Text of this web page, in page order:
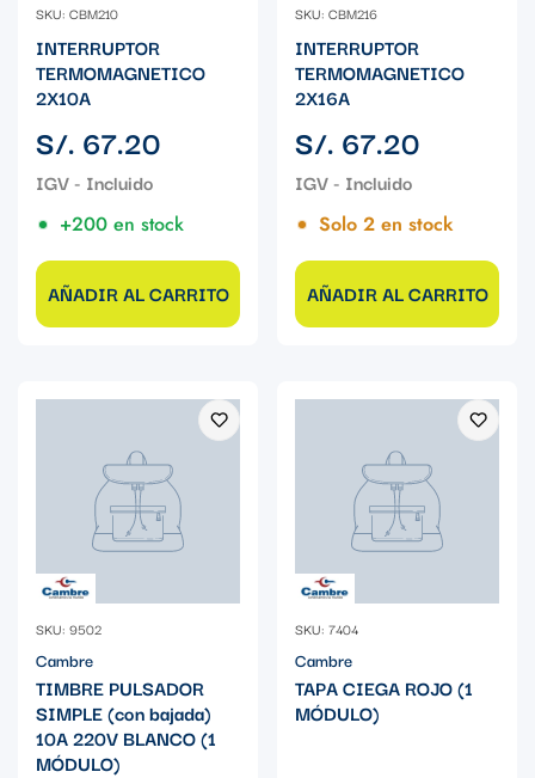
SKU: CBM210
INTERRUPTOR
TERMOMAGNETICO
2X10A
Precio
regular
S/. 67.20
+200 en stock
AÑADIR AL CARRITO
SKU: CBM216
INTERRUPTOR
TERMOMAGNETICO
2X16A
Precio
regular
S/. 67.20
Solo 2 en stock
AÑADIR AL CARRITO
SKU: 9502
Cambre
TIMBRE PULSADOR
SIMPLE (con bajada)
10A 220V BLANCO (1
MÓDULO)
SKU: 7404
Cambre
TAPA CIEGA ROJO (1
MÓDULO)